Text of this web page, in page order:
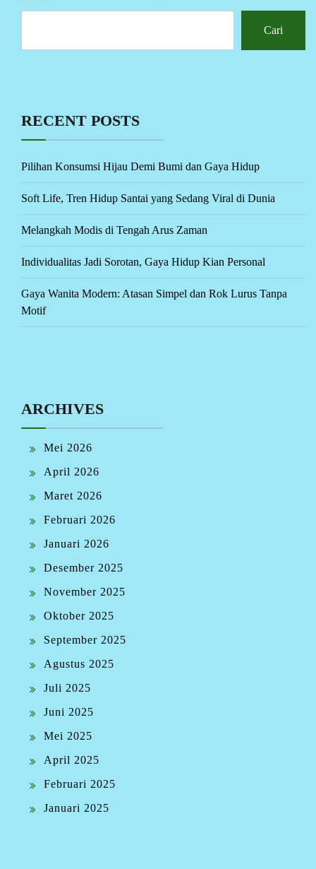
Cari
RECENT POSTS
Pilihan Konsumsi Hijau Demi Bumi dan Gaya Hidup
Soft Life, Tren Hidup Santai yang Sedang Viral di Dunia
Melangkah Modis di Tengah Arus Zaman
Individualitas Jadi Sorotan, Gaya Hidup Kian Personal
Gaya Wanita Modern: Atasan Simpel dan Rok Lurus Tanpa
Motif
ARCHIVES
Mei 2026
April 2026
Maret 2026
Februari 2026
Januari 2026
Desember 2025
November 2025
Oktober 2025
September 2025
Agustus 2025
Juli 2025
Juni 2025
Mei 2025
April 2025
Februari 2025
Januari 2025